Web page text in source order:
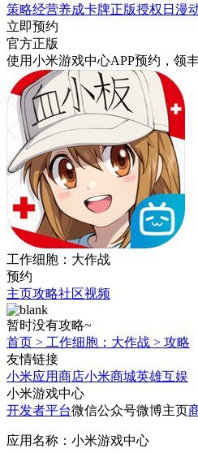
策略经营养成卡牌正版授权 日漫
立即预约
官方正版
使用小米游戏中心APP预约 ，领
工作细胞：大作战
预约
主页攻略社区视频
暂时没有攻略~
首页 > 工作细胞：大作战 > 攻略
友情链接
小米应用商店小米商城英雄互娱
小米游戏中心
开发者平台微信公众号微博主页
应用名称：小米游戏中心